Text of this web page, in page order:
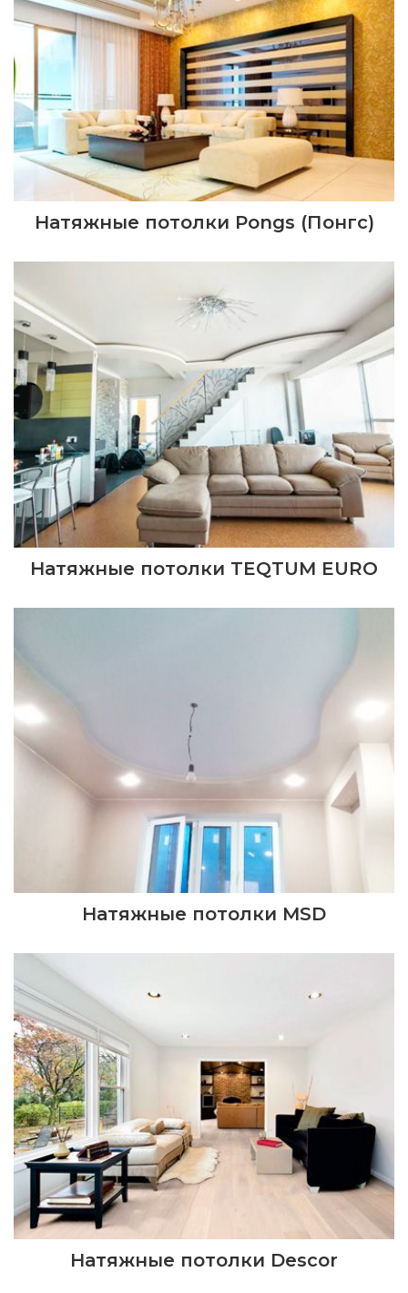
Натяжные потолки Pongs (Понгс)
Натяжные потолки TEQTUM EURO
Натяжные потолки MSD
Натяжные потолки Descor